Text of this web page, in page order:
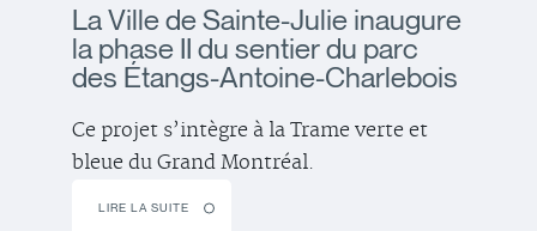
La Ville de Sainte-Julie inaugure
la phase II du sentier du parc
des Étangs-Antoine-Charlebois
Ce projet s’intègre à la Trame verte et
bleue du Grand Montréal.
LIRE LA SUITE